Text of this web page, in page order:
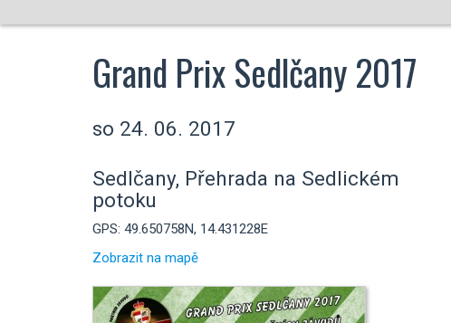
Grand Prix Sedlčany 2017
so 24. 06. 2017
Sedlčany, Přehrada na Sedlickém
potoku
GPS: 49.650758N, 14.431228E
Zobrazit na mapě